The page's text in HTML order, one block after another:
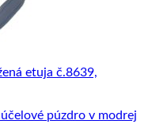
púzdro v modrej